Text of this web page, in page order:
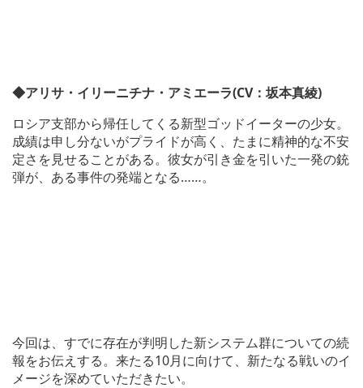
◆アリサ・イリーニチナ・アミエーラ(CV：坂本真綾)
ロシア支部から帰任してくる新型ゴッドイーターの少女。
成績は申し分ないがプライドが高く、たまに精神的な不安
定さを見せることがある。彼女が引き金を引いた一発の銃
弾が、ある事件の発端となる……。
今回は、すでに存在が判明した新システム群についての続
報をお伝えする。来たる10月に向けて、新たなる戦いのイ
メージを深めていただきたい。